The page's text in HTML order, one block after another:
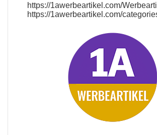
https://1awerbeartikel.com/
https://1awerbeartikel.com/